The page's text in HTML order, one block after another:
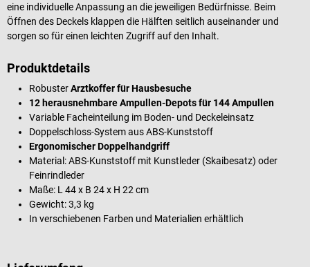
eine individuelle Anpassung an die jeweiligen Bedürfnisse. Beim
Öffnen des Deckels klappen die Hälften seitlich auseinander und
sorgen so für einen leichten Zugriff auf den Inhalt.
Produktdetails
RobusterArztkoffer für Hausbesuche
12 herausnehmbare Ampullen-Depots für 144 Ampullen
Variable Facheinteilung im Boden- und Deckeleinsatz
Doppelschloss-System aus ABS-Kunststoff
Ergonomischer Doppelhandgriff
Material: ABS-Kunststoff mit Kunstleder (Skaibesatz) oder
Feinrindleder
Maße: L 44 x B 24 x H 22 cm
Gewicht: 3,3 kg
In verschiebenen Farben und Materialien erhältlich